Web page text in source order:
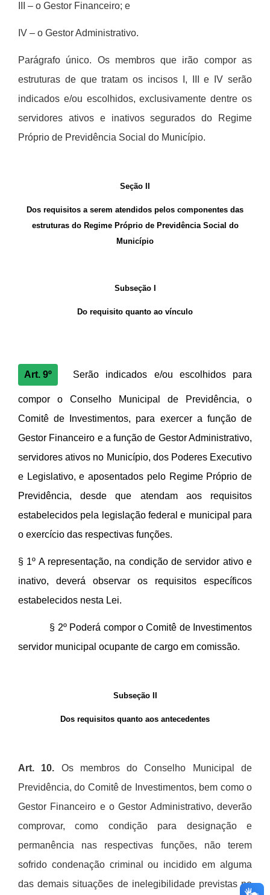
– o Gestor Financeiro; e
IV – o Gestor Administrativo.
Parágrafo único. Os membros que irão compor as
estruturas de que tratam os incisos I, III e IV serão
indicados e/ou escolhidos, exclusivamente dentre os
servidores ativos e inativos segurados do Regime
Próprio de Previdência Social do Município.
Seção II
Dos requisitos a serem atendidos pelos componentes das
estruturas do Regime Próprio de Previdência Social do
Município
Subseção I
Do requisito quanto ao vínculo
Art. 9º Serão indicados e/ou escolhidos para
compor o Conselho Municipal de Previdência, o
Comitêde Investimentos, para exercer a função de
Gestor Financeiro e a função de Gestor Administrativo,
servidores ativos no Município, dos Poderes Executivo
e Legislativo, e aposentados pelo Regime Próprio de
Previdência, desde que atendam aos requisitos
estabelecidos pela legislação federal e municipal para
o exercício das respectivas funções.
§ 1º A representação, na condição de servidor ativo e
inativo, deverá observar os requisitos específicos
estabelecidos nesta Lei.
§ 2ºPoderá compor o Comitê de Investimentos
servidor municipal ocupante de cargo em comissão.
Subseção II
Dos requisitos quanto aos antecedentes
Art. 10. Os membros do Conselho Municipal de
Previdência, do Comitêde Investimentos, bem como o
Gestor Financeiro e o Gestor Administrativo, deverão
comprovar, como condição para designação e
permanência nas respectivas funções, não terem
sofrido condenação criminal ou incidido em alguma
das demais situações de inelegibilidade previstas no